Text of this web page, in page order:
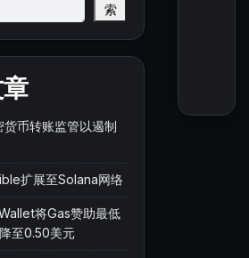
索
货币转账监管以遏制
扩展至Solana网络
将Gas赞助最低
至0.50美元